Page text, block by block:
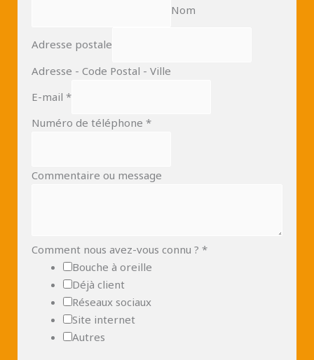
Nom
Adresse postale
Adresse - Code Postal - Ville
E-mail *
Numéro de téléphone *
Commentaire ou message
Comment nous avez-vous connu ? *
Bouche à oreille
Déjà client
Réseaux sociaux
Site internet
Autres